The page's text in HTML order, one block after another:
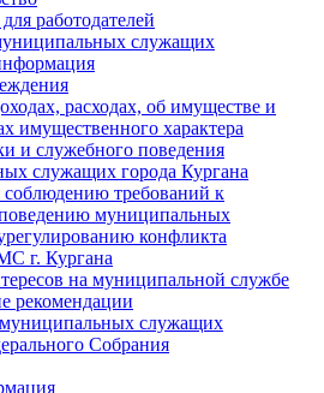
работодателей
служащих
расходах, об имуществе и
имущественного характера
и служебного поведения
служащих города Кургана
требований к
муниципальных
конфликта
г. Кургана
на муниципальной службе
рекомендации
служащих
Cобрания